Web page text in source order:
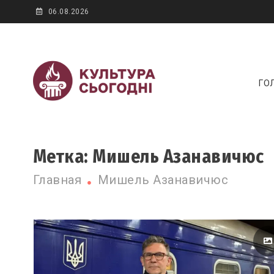
to
06.08.2026
Метка: Мишель Азанавичюс
Главная Мишель Азанавичюс